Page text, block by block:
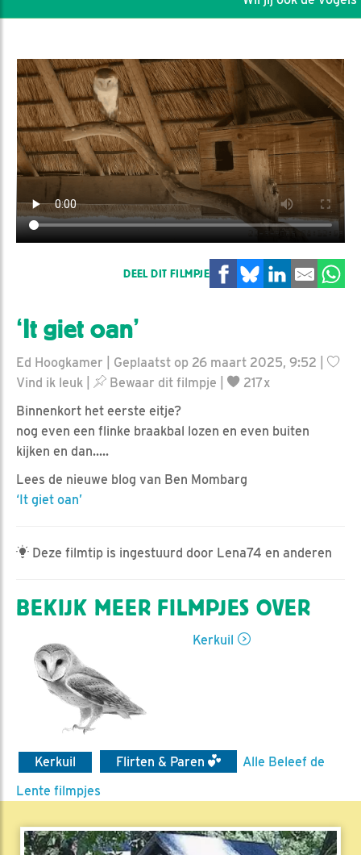
DEEL DIT FILMPJE
‘It giet oan’
Ed Hoogkamer | Geplaatst op 26 maart 2025, 9:52 |
Vind ik leuk
Bewaar dit filmpje
217x
Binnenkort het eerste eitje?
nog even een flinke braakbal lozen en even buiten
kijken en dan.....
Lees de nieuwe blog van Ben Mombarg
‘It giet oan’
Deze filmtip is ingestuurd door Lena74 en anderen
BEKIJK MEER FILMPJES OVER
Kerkuil
Kerkuil Flirten & Paren
Alle Beleef de
Lente filmpjes